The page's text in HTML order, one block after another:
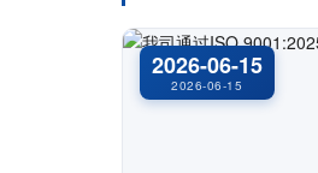
2026-06-15
2026-06-15